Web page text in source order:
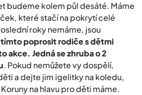
budeme kolem půl desáté. Máme
které stačí na pokrytí celé
roky nemáme, jsou
poprosit rodiče s dětmi
akce. Jedná se zhruba o 2
. Pokud nemůžete vy dospělí,
a dejte jim igelitky na koledu,
na hlavu pro děti máme.